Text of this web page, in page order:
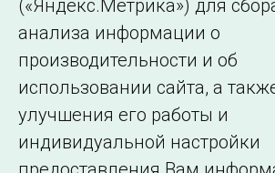
← Все публикации
Подписаться на новости
©2005–2026 АО «СО ЕЭС»
Филиалы и
(«Яндекс.Метрика») для
анализа информации о
производительности и об
использовании сайта, а
улучшения его работы и
индивидуальной настройки